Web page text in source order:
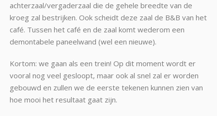
achterzaal/vergaderzaal die de gehele breedte van de
kroeg zal bestrijken. Ook scheidt deze zaal de B&B van het
café. Tussen het café en de zaal komt wederom een
demontabele paneelwand (wel een nieuwe).
Kortom: we gaan als een trein! Op dit moment wordt er
vooral nog veel gesloopt, maar ook al snel zal er worden
gebouwd en zullen we de eerste tekenen kunnen zien van
hoe mooi het resultaat gaat zijn.